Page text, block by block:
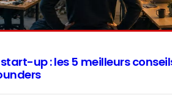
up : les 5 meilleurs